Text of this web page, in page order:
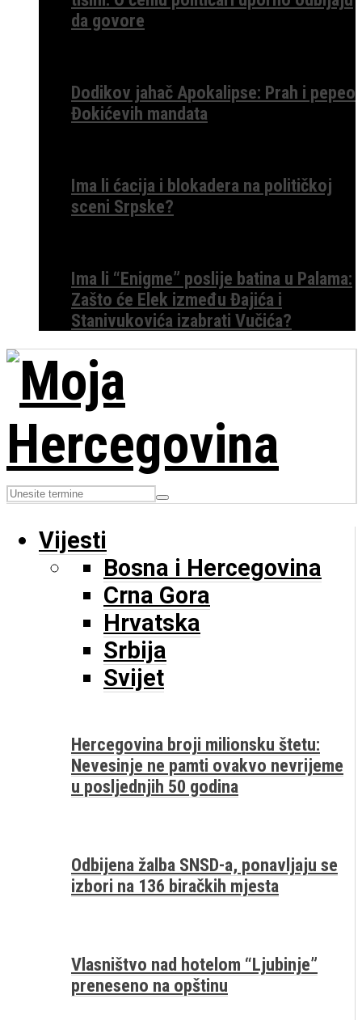
da govore
Dodikov jahač Apokalipse: Prah i pepeo
Đokićevih mandata
Ima li ćacija i blokadera na političkoj
sceni Srpske?
Ima li “Enigme” poslije batina u Palama:
Zašto će Elek između Đajića i
Stanivukovića izabrati Vučića?
Vijesti
Bosna i Hercegovina
Crna Gora
Hrvatska
Srbija
Svijet
Hercegovina broji milionsku štetu:
Nevesinje ne pamti ovakvo nevrijeme
u posljednjih 50 godina
Odbijena žalba SNSD-a, ponavljaju se
izbori na 136 biračkih mjesta
Vlasništvo nad hotelom “Ljubinje”
preneseno na opštinu